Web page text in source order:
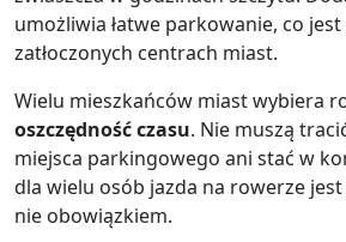
umożliwia łatwe parkowanie, co
zatłoczonych centrach miast.
Wielu mieszkańców miast wybiera
oszczędność czasu. Nie muszą
miejsca parkingowego ani stać w
dla wielu osób jazda na rowerze
nie obowiązkiem.